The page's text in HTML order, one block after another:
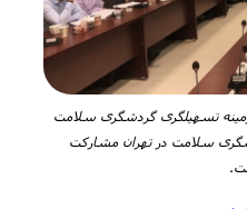
زمینه تسهیلگری گردشگری سلامت
سلامت در تهران مشارکت